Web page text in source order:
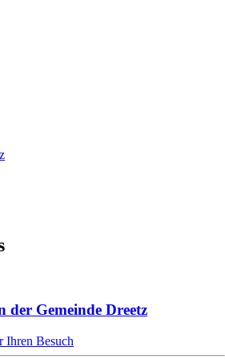
der Gemeinde Dreetz
Ihren Besuch